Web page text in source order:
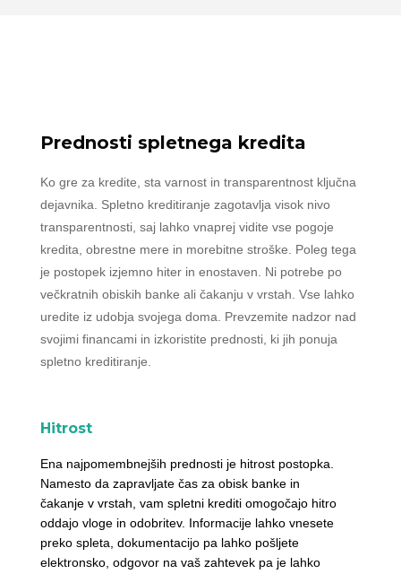
Prednosti spletnega kredita
Ko gre za kredite, sta varnost in transparentnost ključna
dejavnika. Spletno kreditiranje zagotavlja visok nivo
transparentnosti, saj lahko vnaprej vidite vse pogoje
kredita, obrestne mere in morebitne stroške. Poleg tega
je postopek izjemno hiter in enostaven. Ni potrebe po
večkratnih obiskih banke ali čakanju v vrstah. Vse lahko
uredite iz udobja svojega doma. Prevzemite nadzor nad
svojimi financami in izkoristite prednosti, ki jih ponuja
spletno kreditiranje.
Hitrost
Ena najpomembnejših prednosti je hitrost postopka.
Namesto da zapravljate čas za obisk banke in
čakanje v vrstah, vam spletni krediti omogočajo hitro
oddajo vloge in odobritev. Informacije lahko vnesete
preko spleta, dokumentacijo pa lahko pošljete
elektronsko, odgovor na vaš zahtevek pa je lahko